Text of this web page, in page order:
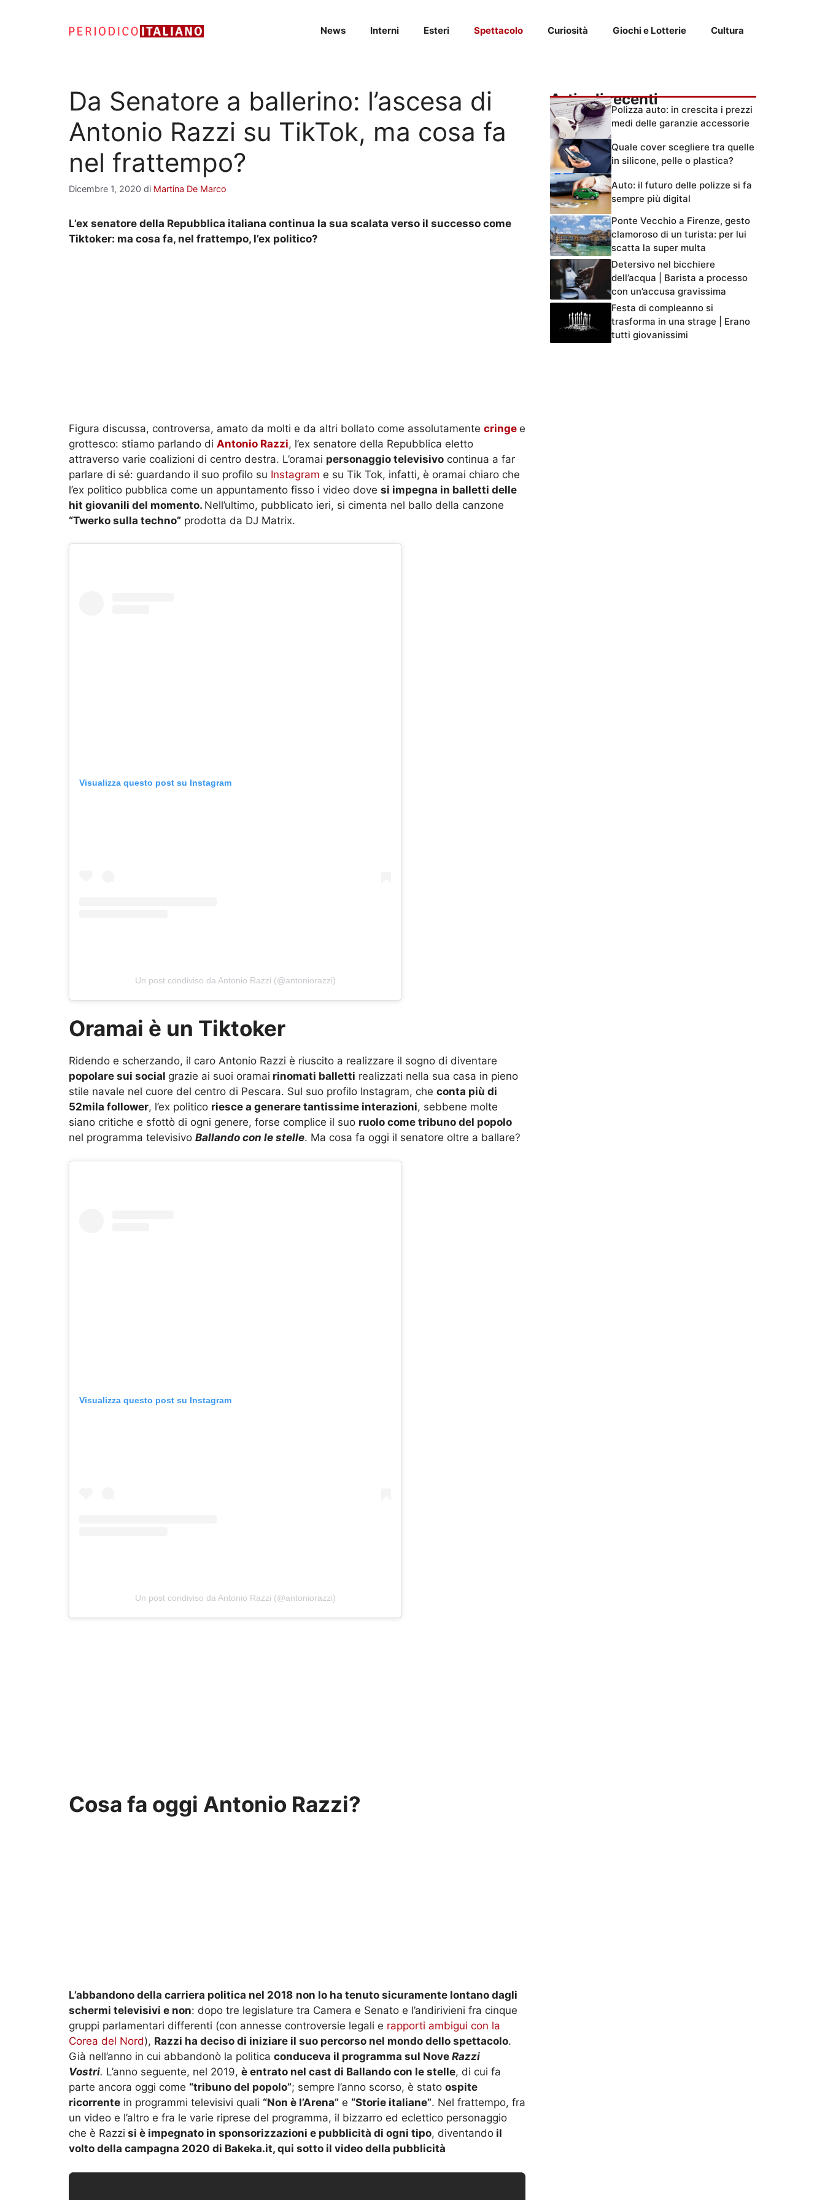
News Interni Esteri Spettacolo Curiosità Giochi e Lotterie Cultura
Da Senatore a ballerino: l’ascesa di
Antonio Razzi su TikTok, ma cosa fa
nel frattempo?
Dicembre 1, 2020 di Martina De Marco
L’ex senatore della Repubblica italiana continua la sua scalata verso il successo come
Tiktoker: ma cosa fa, nel frattempo, l’ex politico?
Figura discussa, controversa, amato da molti e da altri bollato come assolutamente cringe e
grottesco: stiamo parlando di Antonio Razzi, l’ex senatore della Repubblica eletto
attraverso varie coalizioni di centro destra. L’oramai personaggio televisivo continua a far
parlare di sé: guardando il suo profilo su Instagram e su Tik Tok, infatti, è oramai chiaro che
l’ex politico pubblica come un appuntamento fisso i video dove si impegna in balletti delle
hit giovanili del momento. Nell’ultimo, pubblicato ieri, si cimenta nel ballo della canzone
“Twerko sulla techno” prodotta da DJ Matrix.
Visualizza questo post su Instagram
Un post condiviso da Antonio Razzi (@antoniorazzi)
Oramai è un Tiktoker
Ridendo e scherzando, il caro Antonio Razzi è riuscito a realizzare il sogno di diventare
popolare sui social grazie ai suoi oramai rinomati balletti realizzati nella sua casa in pieno
stile navale nel cuore del centro di Pescara. Sul suo profilo Instagram, che conta più di
52mila follower, l’ex politico riesce a generare tantissime interazioni, sebbene molte
siano critiche e sfottò di ogni genere, forse complice il suo ruolo come tribuno del popolo
nel programma televisivo Ballando con le stelle. Ma cosa fa oggi il senatore oltre a ballare?
Visualizza questo post su Instagram
Un post condiviso da Antonio Razzi (@antoniorazzi)
Cosa fa oggi Antonio Razzi?
L’abbandono della carriera politica nel 2018 non lo ha tenuto sicuramente lontano dagli
schermi televisivi e non: dopo tre legislature tra Camera e Senato e l’andirivieni fra cinque
gruppi parlamentari differenti (con annesse controversie legali e rapporti ambigui con la
Corea del Nord), Razzi ha deciso di iniziare il suo percorso nel mondo dello spettacolo.
Già nell’anno in cui abbandonò la politica conduceva il programma sul Nove Razzi
Vostri. L’anno seguente, nel 2019, è entrato nel cast di Ballando con le stelle, di cui fa
parte ancora oggi come “tribuno del popolo”; sempre l’anno scorso, è stato ospite
ricorrente in programmi televisivi quali “Non è l’Arena” e “Storie italiane”. Nel frattempo, fra
un video e l’altro e fra le varie riprese del programma, il bizzarro ed eclettico personaggio
che è Razzi si è impegnato in sponsorizzazioni e pubblicità di ogni tipo, diventando il
volto della campagna 2020 di Bakeka.it, qui sotto il video della pubblicità
Articoli recenti
Polizza auto: in crescita i prezzi
medi delle garanzie accessorie
Quale cover scegliere tra quelle
in silicone, pelle o plastica?
Auto: il futuro delle polizze si fa
sempre più digital
Ponte Vecchio a Firenze, gesto
clamoroso di un turista: per lui
scatta la super multa
Detersivo nel bicchiere
dell’acqua | Barista a processo
con un’accusa gravissima
Festa di compleanno si
trasforma in una strage | Erano
tutti giovanissimi